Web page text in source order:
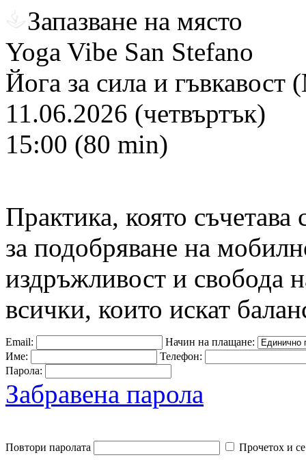
Запазване на място
Yoga Vibe San Stefano
Йога за сила и
11.06.2026 (четвъртък)
15:00 (80 min)
Практика, която
за подобряване на
издръжливост и свобода
всички, които искат
Email:
Начин на плащане:
Име:
Телефон:
Парола:
Забравена парола
Повтори паролата Прочетох и